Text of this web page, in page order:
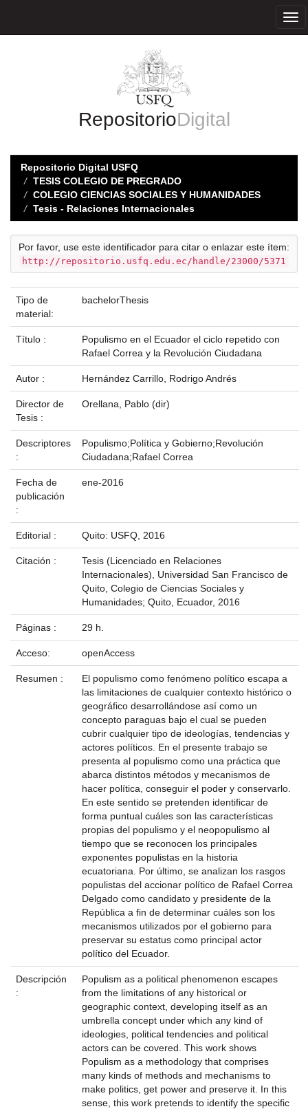
RepositorioDigital
Repositorio Digital USFQ
TESIS COLEGIO DE PREGRADO
COLEGIO CIENCIAS SOCIALES Y HUMANIDADES
Tesis - Relaciones Internacionales
Por favor, use este identificador para citar o enlazar este ítem:
http://repositorio.usfq.edu.ec/handle/23000/5371
Tipo de
material:
bachelorThesis
Título :
Populismo en el Ecuador el ciclo repetido con
Rafael Correa y la Revolución Ciudadana
Autor : Hernández Carrillo, Rodrigo Andrés
Director de
Tesis :
Orellana, Pablo (dir)
Descriptores
:
Populismo;Política y Gobierno;Revolución
Ciudadana;Rafael Correa
Fecha de
publicación
:
ene-2016
Editorial : Quito: USFQ, 2016
Citación :
Tesis (Licenciado en Relaciones
Internacionales), Universidad San Francisco de
Quito, Colegio de Ciencias Sociales y
Humanidades; Quito, Ecuador, 2016
Páginas : 29 h.
Acceso: openAccess
Resumen :
El populismo como fenómeno político escapa a
las limitaciones de cualquier contexto histórico o
geográfico desarrollándose así como un
concepto paraguas bajo el cual se pueden
cubrir cualquier tipo de ideologías, tendencias y
actores políticos. En el presente trabajo se
presenta al populismo como una práctica que
abarca distintos métodos y mecanismos de
hacer política, conseguir el poder y conservarlo.
En este sentido se pretenden identificar de
forma puntual cuáles son las características
propias del populismo y el neopopulismo al
tiempo que se reconocen los principales
exponentes populistas en la historia
ecuatoriana. Por último, se analizan los rasgos
populistas del accionar político de Rafael Correa
Delgado como candidato y presidente de la
República a fin de determinar cuáles son los
mecanismos utilizados por el gobierno para
preservar su estatus como principal actor
político del Ecuador.
Descripción
:
Populism as a political phenomenon escapes
from the limitations of any historical or
geographic context, developing itself as an
umbrella concept under which any kind of
ideologies, political tendencies and political
actors can be covered. This work shows
Populism as a methodology that comprises
many kinds of methods and mechanisms to
make politics, get power and preserve it. In this
sense, this work pretends to identify the specific